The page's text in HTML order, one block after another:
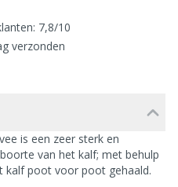
7,8/10
verzonden
is een zeer sterk en
van het kalf; met behulp
kalf poot voor poot gehaald.